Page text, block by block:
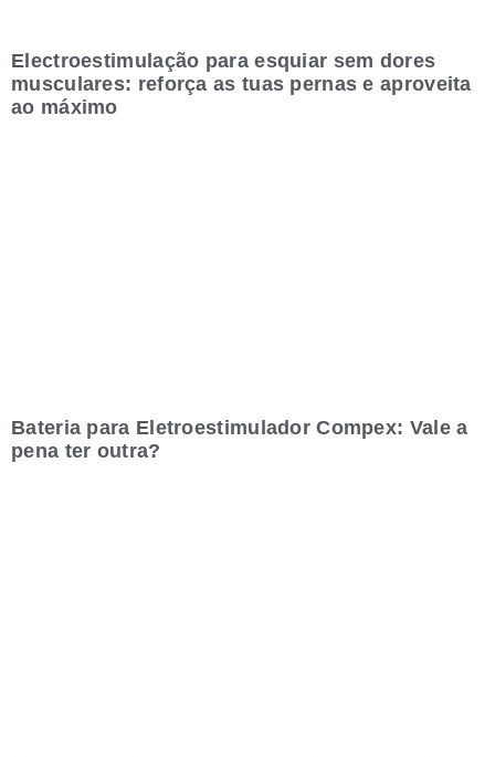
Electroestimulação para esquiar sem dores
musculares: reforça as tuas pernas e aproveita
ao máximo
Bateria para Eletroestimulador Compex: Vale a
pena ter outra?